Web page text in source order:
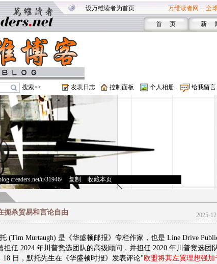
设万维读者为首页 万维读者网 -- 全
首 页 新
搜索>> 发表日志 控制面板 个人相册 给我留言
u/31946/> 复制 收藏本页
扼杀贸易和言论自由 2025-
(Tim Murtaugh) 是《华盛顿邮报》专栏作家，也是 Line Drive
担任2024 年川普竞选团队的高级顾问，并担任2020 年川普竞选团
18 日，默托先生在《华盛顿时报》发表评论"欧盟将其左翼理想强加